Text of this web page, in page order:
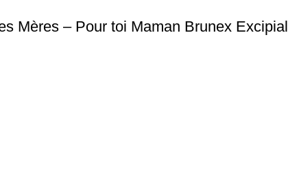
Mères – Pour toi Maman Brunex Excipial